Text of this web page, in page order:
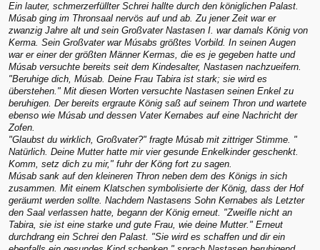
Ein lauter, schmerzerfüllter Schrei hallte durch den königlichen Palast.
Músab ging im Thronsaal nervös auf und ab. Zu jener Zeit war er
zwanzig Jahre alt und sein Großvater Nastasen I. war damals König von
Kerma. Sein Großvater war Músabs größtes Vorbild. In seinen Augen
war er einer der größten Männer Kermas, die es je gegeben hatte und
Músab versuchte bereits seit dem Kindesalter, Nastasen nachzueifern.
"Beruhige dich, Músab. Deine Frau Tabira ist stark; sie wird es
überstehen." Mit diesen Worten versuchte Nastasen seinen Enkel zu
beruhigen. Der bereits ergraute König saß auf seinem Thron und wartete
ebenso wie Músab und dessen Vater Kernabes auf eine Nachricht der
Zofen.
"Glaubst du wirklich, Großvater?" fragte Músab mit zittriger Stimme. "
Natürlich. Deine Mutter hatte mir vier gesunde Enkelkinder geschenkt.
Komm, setz dich zu mir," fuhr der Köng fort zu sagen.
Músab sank auf den kleineren Thron neben dem des Königs in sich
zusammen. Mit einem Klatschen symbolisierte der König, dass der Hof
geräumt werden sollte. Nachdem Nastasens Sohn Kernabes als Letzter
den Saal verlassen hatte, begann der König erneut. "Zweifle nicht an
Tabira, sie ist eine starke und gute Frau, wie deine Mutter." Erneut
durchdrang ein Schrei den Palast. "Sie wird es schaffen und dir ein